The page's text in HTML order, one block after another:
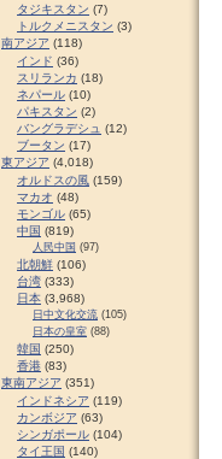
タジキスタン (7)
トルクメニスタン (3)
南アジア (118)
インド (36)
スリランカ (18)
ネパール (10)
パキスタン (2)
バングラデシュ (12)
ブータン (17)
東アジア (4,018)
オルドスの風 (159)
マカオ (48)
モンゴル (65)
中国 (819)
人民中国 (97)
北朝鮮 (106)
台湾 (333)
日本 (3,968)
日中文化交流 (105)
日本の皇室 (88)
韓国 (250)
香港 (83)
東南アジア (351)
インドネシア (119)
カンボジア (63)
シンガポール (104)
タイ王国 (140)